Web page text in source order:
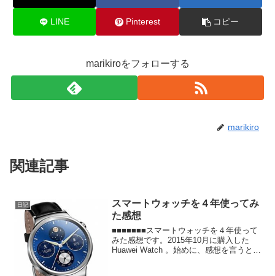
LINE Pinterest コピー
marikiroをフォローする
marikiro
関連記事
日記
スマートウォッチを４年使ってみ
た感想
■■■■■■■スマートウォッチを４年使って
みた感想です。2015年10月に購入した
Huawei Watch 。始めに、感想を言うと、